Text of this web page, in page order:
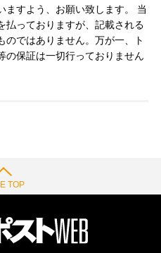
ますよう、お願い致します。 当
払っておりますが、記載される
のではありません。万が一、ト
の保証は一切行っておりません
TOP